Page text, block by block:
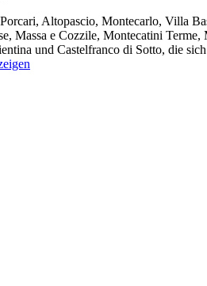
Altopascio, Montecarlo, Villa
Massa e Cozzile, Montecatini
und Castelfranco di Sotto, die